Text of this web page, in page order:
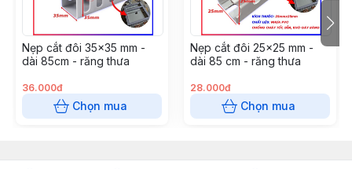
Nẹp cắt đôi 35x35 mm -
dài 85cm - răng thưa
36.000đ
Chọn mua
Nẹp cắt đôi 25x25 mm -
dài 85 cm - răng thưa
28.000đ
Chọn mua